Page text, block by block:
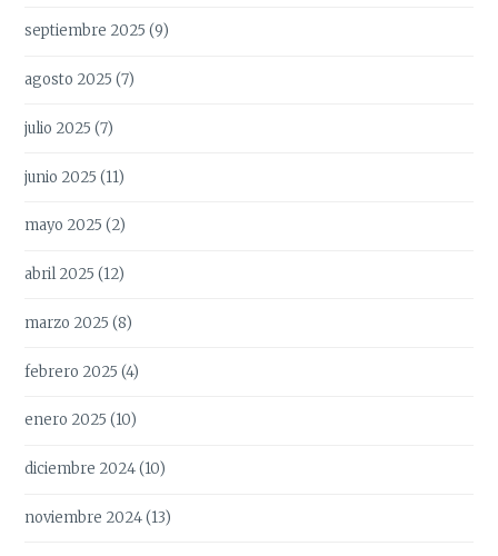
septiembre 2025 (9)
agosto 2025 (7)
julio 2025 (7)
junio 2025 (11)
mayo 2025 (2)
abril 2025 (12)
marzo 2025 (8)
febrero 2025 (4)
enero 2025 (10)
diciembre 2024(10)
noviembre 2024(13)